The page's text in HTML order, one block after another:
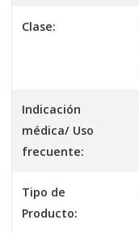
Clase:
Indicación
médica/ Uso
frecuente:
Tipo de
Producto: